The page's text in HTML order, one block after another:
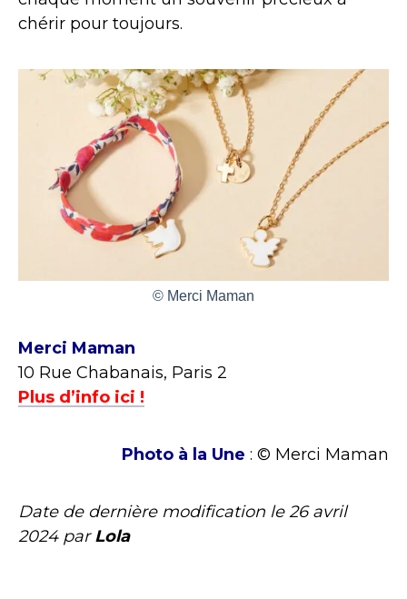
chérir pour toujours.
© Merci Maman
Merci Maman
10 Rue Chabanais, Paris 2
Plus d’info ici !
Photo à la Une : © Merci Maman
Date de dernière modification le26 avril
2024 parLola